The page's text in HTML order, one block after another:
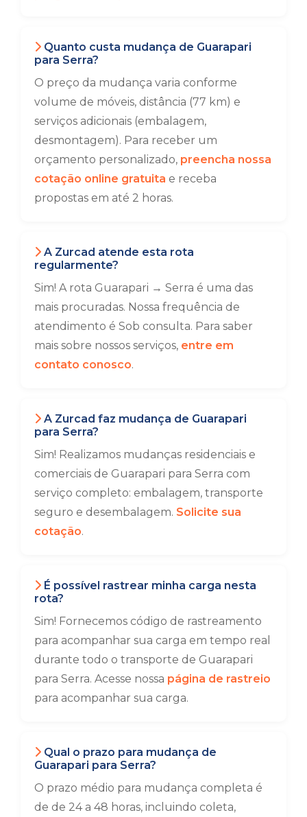
Quanto custa mudança de Guarapari
para Serra?
O preço da mudança varia conforme
volume de móveis, distância (77 km) e
serviços adicionais (embalagem,
desmontagem). Para receber um
orçamento personalizado, preencha nossa
cotação online gratuita e receba
propostas em até 2 horas.
A Zurcad atende esta rota
regularmente?
Sim! A rota Guarapari → Serra é uma das
mais procuradas. Nossa frequência de
atendimento é Sob consulta. Para saber
mais sobre nossos serviços, entre em
contato conosco.
A Zurcad faz mudança de Guarapari
para Serra?
Sim! Realizamos mudanças residenciais e
comerciais de Guarapari para Serra com
serviço completo: embalagem, transporte
seguro e desembalagem. Solicite sua
cotação.
É possível rastrear minha carga nesta
rota?
Sim! Fornecemos código de rastreamento
para acompanhar sua carga em tempo real
durante todo o transporte de Guarapari
para Serra. Acesse nossa página de rastreio
para acompanhar sua carga.
Qual o prazo para mudança de
Guarapari para Serra?
O prazo médio para mudança completa é
de de 24 a 48 horas, incluindo coleta,